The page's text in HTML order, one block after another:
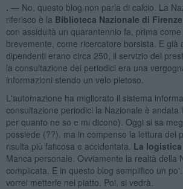
. — No, questo blog non parla di calcio. La
riferisco è la Biblioteca Nazionale di Firenze
con assiduità un quarantennio fa, prima come
brevemente, come ricercatore borsista. E già
dipendenti erano circa 250, il servizio del
la consultazione dei periodici era una
informazioni stendo un velo pietoso.
L'automazione ha migliorato il sistema
consultazione periodici la Nazionale è andata
per quanto ne so e mi dicono). Oggi si sa
possiede (??), ma in compenso la lettura del
risulta più faticosa e accidentata. La
Manca personale. Ovviamente la realtà della
complicata. E in questo blog semplifico un
vorrei metterle nel piatto. Poi, si vedrà.